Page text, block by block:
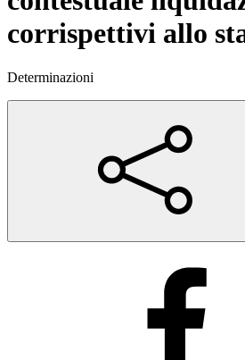
corrispettivi allo
Determinazioni